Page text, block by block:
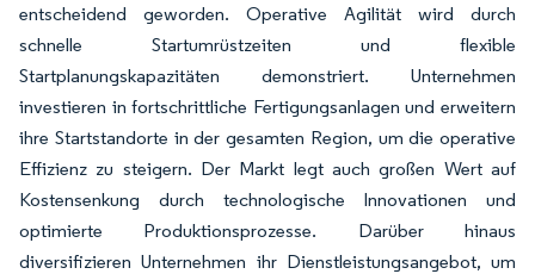
entscheidend geworden. Operative Agilität wird durch
schnelle Startumrüstzeiten und flexible
Startplanungskapazitäten demonstriert. Unternehmen
investieren in fortschrittliche Fertigungsanlagen und erweitern
ihre Startstandorte in der gesamten Region, um die operative
Effizienz zu steigern. Der Markt legt auch großen Wert auf
Kostensenkung durch technologische Innovationen und
optimierte Produktionsprozesse. Darüber hinaus
diversifizieren Unternehmen ihr Dienstleistungsangebot, um